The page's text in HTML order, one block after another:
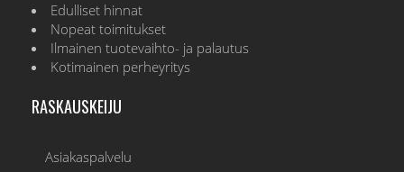
Edulliset hinnat
Nopeat toimitukset
Ilmainen tuotevaihto- ja palautus
Kotimainen perheyritys
RASKAUSKEIJU
Asiakaspalvelu